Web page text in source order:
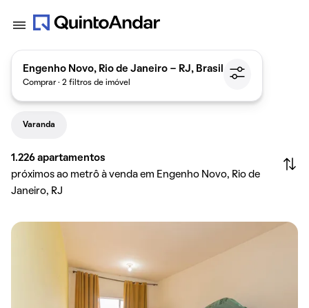
Engenho Novo, Rio de Janeiro - RJ, Brasil
Comprar · 2 filtros de imóvel
Varanda
1.226 apartamentos
próximos ao metrô à venda em Engenho Novo, Rio de
Janeiro, RJ